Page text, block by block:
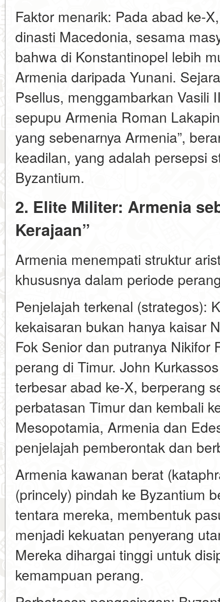
Faktor menarik: Pada abad ke-
dinasti Macedonia, sesama
bahwa di Konstantinopel lebih
Armenia daripada Yunani.
Psellus, menggambarkan Vasili
sepupu Armenia Roman
yang sebenarnya Armenia”,
keadilan, yang adalah persepsi
Byzantium.
2. Elite Militer: Armenia
Kerajaan”
Armenia menempati struktur
khususnya dalam periode
Penjelajah terkenal (strategos):
kekaisaran bukan hanya kaisar
Fok Senior dan putranya Nikifor
perang di Timur. John
terbesar abad ke-X, berperang
perbatasan Timur dan kembali
Mesopotamia, Armenia dan
penjelajah pemberontak dan
Armenia kawanan berat
(princely) pindah ke Byzantium
tentara mereka, membentuk
menjadi kekuatan penyerang
Mereka dihargai tinggi untuk
kemampuan perang.